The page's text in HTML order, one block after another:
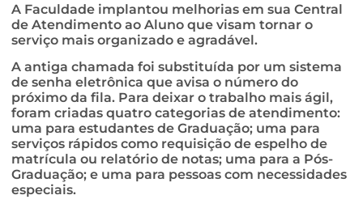
A Faculdade implantou melhorias em sua Central
de Atendimento ao Aluno que visam tornar o
serviço mais organizado e agradável.
A antiga chamada foi substituída por um sistema
de senha eletrônica que avisa o número do
próximo da fila. Para deixar o trabalho mais ágil,
foram criadas quatro categorias de atendimento:
uma para estudantes de Graduação; uma para
serviços rápidos como requisição de espelho de
matrícula ou relatório de notas; uma para a Pós-
Graduação; e uma para pessoas com necessidades
especiais.